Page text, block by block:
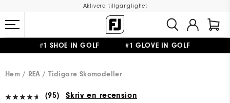
Aktivera tillgänglighet
#1 SHOE IN GOLF #1 GLOVE IN GOLF
Hem
REA Tidigare Skomodeller
(95) Skriv en recension